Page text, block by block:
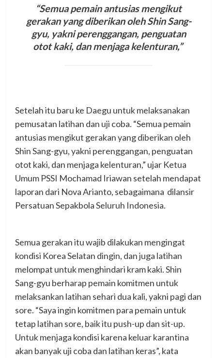
“Semua pemain antusias mengikut
gerakan yang diberikan oleh Shin Sang-
gyu, yakni perenggangan, penguatan
otot kaki, dan menjaga kelenturan,”
Setelah itu baru ke Daegu untuk melaksanakan
pemusatan latihan dan uji coba. “Semua pemain
antusias mengikut gerakan yang diberikan oleh
Shin Sang-gyu, yakni perenggangan, penguatan
otot kaki, dan menjaga kelenturan,” ujar Ketua
Umum PSSI Mochamad Iriawan setelah mendapat
laporan dari Nova Arianto, sebagaimana dilansir
Persatuan Sepakbola Seluruh Indonesia.
Semua gerakan itu wajib dilakukan mengingat
kondisi Korea Selatan dingin, dan juga latihan
melompat untuk menghindari kram kaki. Shin
Sang-gyu berharap pemain komitmen untuk
melaksankan latihan sehari dua kali, yakni pagi dan
sore. “Saya ingin komitmen para pemain untuk
tetap latihan sore, baik itu push-up dan sit-up.
Untuk menjaga kondisi karena keluar karantina
akan banyak uji coba dan latihan keras”, kata